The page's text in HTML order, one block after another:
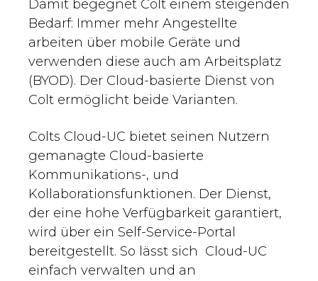
Damit begegnet Colt einem steigenden
Bedarf: Immer mehr Angestellte
arbeiten über mobile Geräte und
verwenden diese auch am Arbeitsplatz
(BYOD). Der Cloud-basierte Dienst von
Colt ermöglicht beide Varianten.
Colts Cloud-UC bietet seinen Nutzern
gemanagte Cloud-basierte
Kommunikations-, und
Kollaborationsfunktionen. Der Dienst,
der eine hohe Verfügbarkeit garantiert,
wird über ein Self-Service-Portal
bereitgestellt. So lässt sich Cloud-UC
einfach verwalten und an